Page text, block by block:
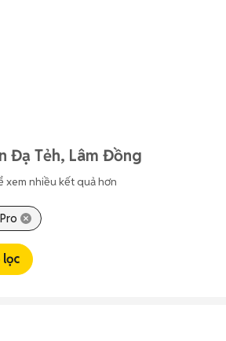
Đạ Tẻh, Lâm Đồng
xem nhiều kết quả hơn